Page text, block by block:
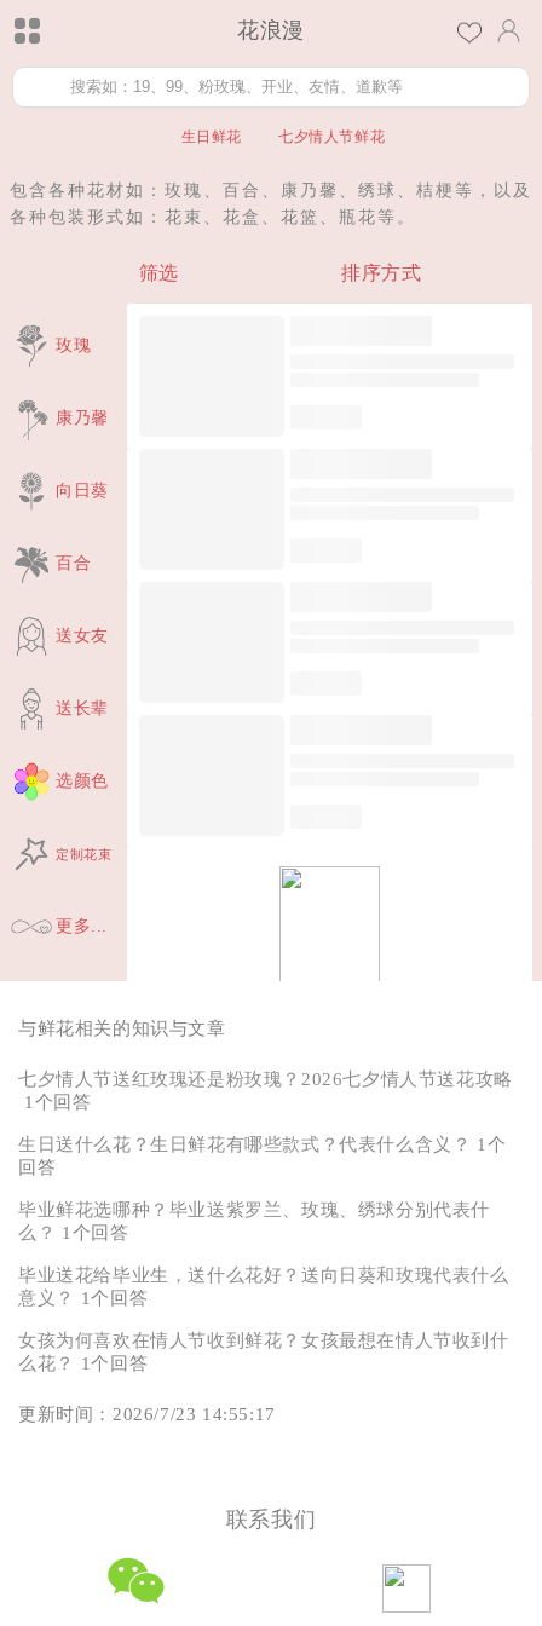
花浪漫
生日鲜花 七夕情人节鲜花
包含各种花材如：玫瑰、百合、康乃馨、绣球、桔梗等，以及
各种包装形式如：花束、花盒、花篮、瓶花等。
筛选 排序方式
玫瑰
康乃馨
向日葵
百合
送女友
送长辈
选颜色
定制花束
更多...
与鲜花相关的知识与文章
七夕情人节送红玫瑰还是粉玫瑰？2026七夕情人节送花攻略
1个回答
生日送什么花？生日鲜花有哪些款式？代表什么含义？
1个
回答
毕业鲜花选哪种？毕业送紫罗兰、玫瑰、绣球分别代表什
么？
1个回答
毕业送花给毕业生，送什么花好？送向日葵和玫瑰代表什么
意义？
1个回答
女孩为何喜欢在情人节收到鲜花？女孩最想在情人节收到什
么花？
1个回答
更新时间：2026/7/23 14:55:17
联系我们